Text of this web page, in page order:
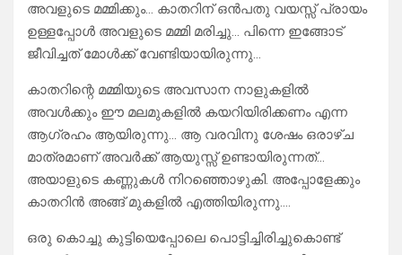
അവളുടെ മമ്മിക്കും… കാതറിന് ഒൻപതു വയസ്സ് പ്രായം
ഉള്ളപ്പോൾ അവളുടെ മമ്മി മരിച്ചു… പിന്നെ ഇങ്ങോട്
ജീവിച്ചത് മോൾക്ക്‌ വേണ്ടിയായിരുന്നു…
കാതറിന്റെ മമ്മിയുടെ അവസാന നാളുകളിൽ
അവൾക്കും ഈ മലമുകളിൽ കയറിയിരിക്കണം എന്ന
ആഗ്രഹം ആയിരുന്നു… ആ വരവിനു ശേഷം ഒരാഴ്ച
മാത്രമാണ് അവർക്ക് ആയുസ്സ് ഉണ്ടായിരുന്നത്…
അയാളുടെ കണ്ണുകൾ നിറഞ്ഞൊഴുകി. അപ്പോളേക്കും
കാതറിൻ അങ്ങ് മുകളിൽ എത്തിയിരുന്നു….
ഒരു കൊച്ചു കുട്ടിയെപ്പോലെ പൊട്ടിച്ചിരിച്ചുകൊണ്ട്